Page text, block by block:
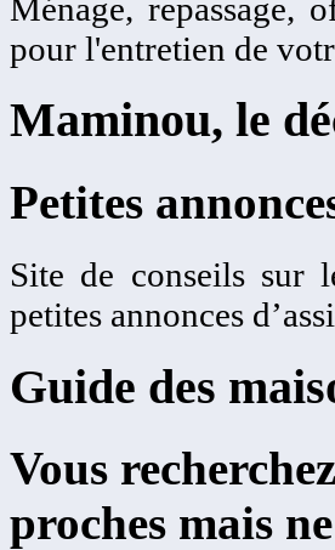
Ménage, repassage,
pour l'entretien de
Maminou, le
Petites
Site de conseils sur
petites annonces
Guide des
Vous
proches mais